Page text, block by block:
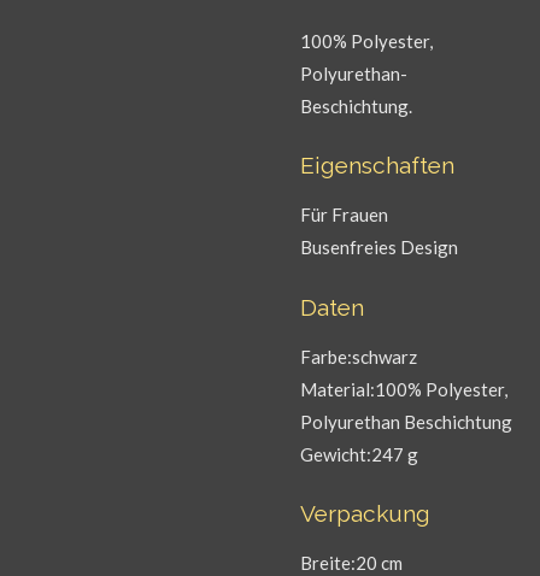
100% Polyester,
Polyurethan-
Beschichtung.
Eigenschaften
Für Frauen
Busenfreies Design
Daten
Farbe:schwarz
Material:100% Polyester,
Polyurethan Beschichtung
Gewicht:247 g
Verpackung
Breite:20 cm